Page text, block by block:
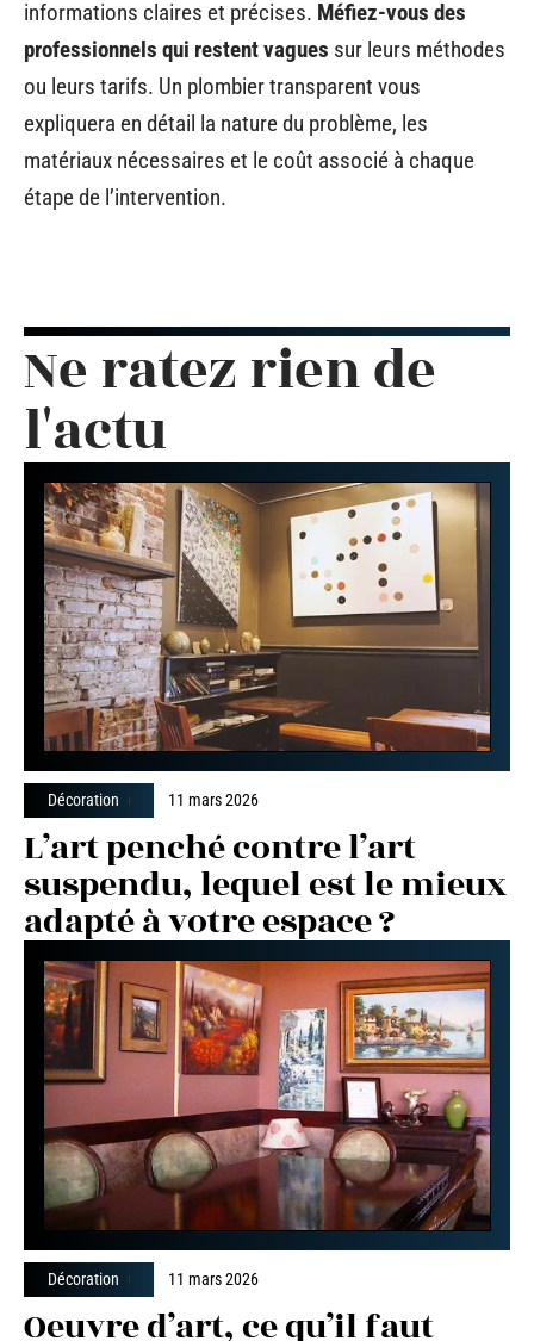
informations claires et précises. Méfiez-vous des
professionnels qui restent vagues sur leurs méthodes
ou leurs tarifs. Un plombier transparent vous
expliquera en détail la nature du problème, les
matériaux nécessaires et le coût associé à chaque
étape de l’intervention.
Ne ratez rien de
l'actu
Décoration 11 mars 2026
L’art penché contre l’art
suspendu, lequel est le mieux
adapté à votre espace ?
Décoration 11 mars 2026
Oeuvre d’art, ce qu’il faut